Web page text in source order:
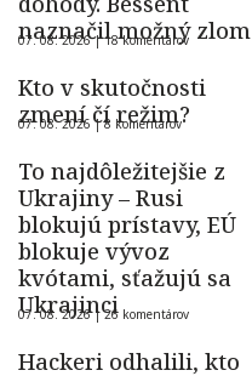
naznačil možný zlom
07. 08. 2026 |18 komentárov
Kto v skutočnosti
zmení čí režim?
07. 08. 2026 |8 komentárov
To najdôležitejšie z
Ukrajiny – Rusi
blokujú prístavy, EÚ
blokuje vývoz
kvótami, sťažujú sa
Ukrajinci
07. 08. 2026 |26 komentárov
Hackeri odhalili, kto